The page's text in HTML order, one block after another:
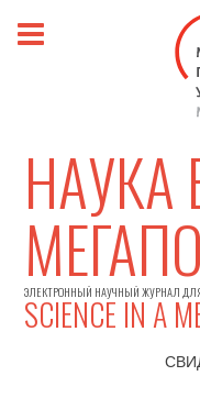
НАУКА
ЭЛЕКТРОННЫЙ НАУЧНЫЙ ЖУРНАЛ
SCIENCE IN A